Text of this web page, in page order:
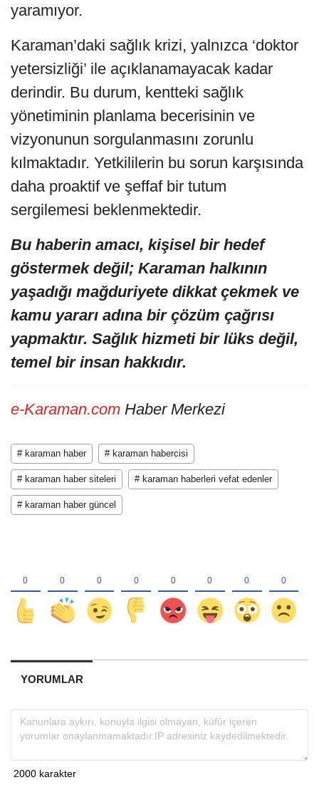
yaramıyor.
Karaman’daki sağlık krizi, yalnızca ‘doktor
yetersizliği’ ile açıklanamayacak kadar
derindir. Bu durum, kentteki sağlık
yönetiminin planlama becerisinin ve
vizyonunun sorgulanmasını zorunlu
kılmaktadır. Yetkililerin bu sorun karşısında
daha proaktif ve şeffaf bir tutum
sergilemesi beklenmektedir.
Bu haberin amacı, kişisel bir hedef
göstermek değil; Karaman halkının
yaşadığı mağduriyete dikkat çekmek ve
kamu yararı adına bir çözüm çağrısı
yapmaktır. Sağlık hizmeti bir lüks değil,
temel bir insan hakkıdır.
e-Karaman.com Haber Merkezi
# karaman haber # karaman habercisi
# karaman haber siteleri # karaman haberleri vefat edenler
# karaman haber güncel
YORUMLAR